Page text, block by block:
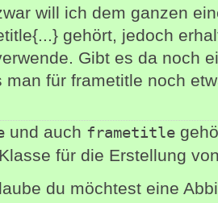
will ich dem ganzen
gehört, jedoch
Gibt es da noch
man für frametitle noch
und auch frametitle
für die Erstellung
du möchtest eine